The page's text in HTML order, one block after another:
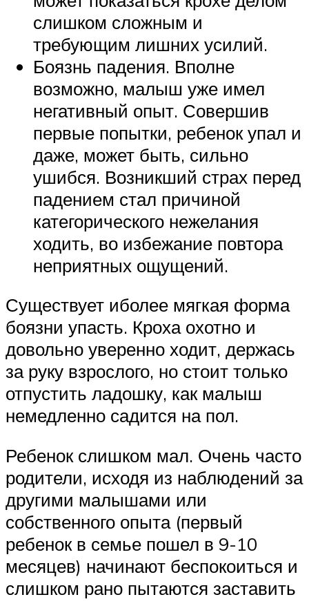
слишком сложным и
требующим лишних усилий.
Боязнь падения. Вполне
возможно, малыш уже имел
негативный опыт. Совершив
первые попытки, ребенок упал и
даже, может быть, сильно
ушибся. Возникший страх перед
падением стал причиной
категорического нежелания
ходить, во избежание повтора
неприятных ощущений.
Существует иболее мягкая форма
боязни упасть. Кроха охотно и
довольно уверенно ходит, держась
за руку взрослого, но стоит только
отпустить ладошку, как малыш
немедленно садится на пол.
Ребенок слишком мал. Очень часто
родители, исходя из наблюдений за
другими малышами или
собственного опыта (первый
ребенок в семье пошел в 9-10
месяцев) начинают беспокоиться и
слишком рано пытаются заставить